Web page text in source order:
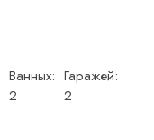
Ванных:
2
Гаражей:
2